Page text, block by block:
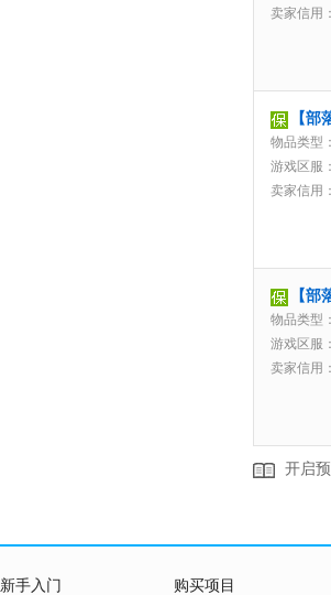
卖家信用：
【
物品类型
游戏区服：
卖家信用：
【
物品类型
游戏区服：
卖家信用：
开启
新手入门 购买项目